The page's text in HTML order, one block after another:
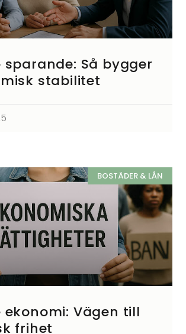
Så bygger
stabilitet
BOSTÄDER & LÅN
Vägen till
frihet